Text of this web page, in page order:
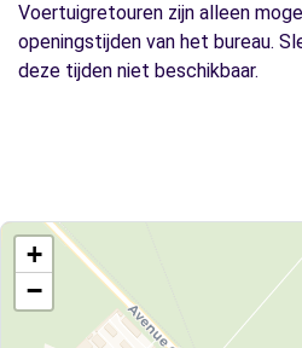
Voertuigretouren zijn alleen
openingstijden van het bureau.
deze tijden niet beschikbaar.
+
−